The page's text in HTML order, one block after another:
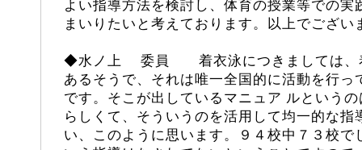
よい指導方法を検討し、体育の授業等での実
まいりたいと考えております。以上でござい
◆水ノ上
委員 着衣泳につきましては、
あるそうで、それは唯一全国的に活動を行っ
です。そこが出しているマニュア ルという
らしくて、そういうのを活用して均一的な指
い、このように思います。９４校中７３校で